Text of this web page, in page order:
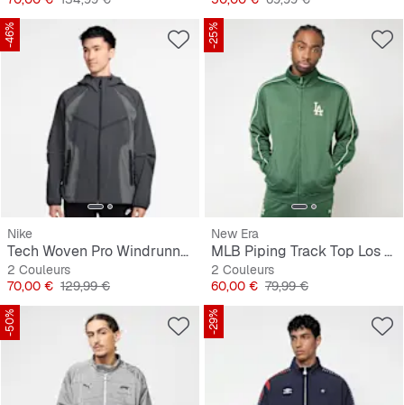
-46%
Nike
Tech Woven Pro Windrunner Full Zip Jacket
2 Couleurs
Prix
70,00 € Prix original
129,99 €
-25%
New Era
MLB Piping Track Top Los Angeles Dodgers
2 Couleurs
Prix
60,00 € Prix original
79,99 €
-50% -29%